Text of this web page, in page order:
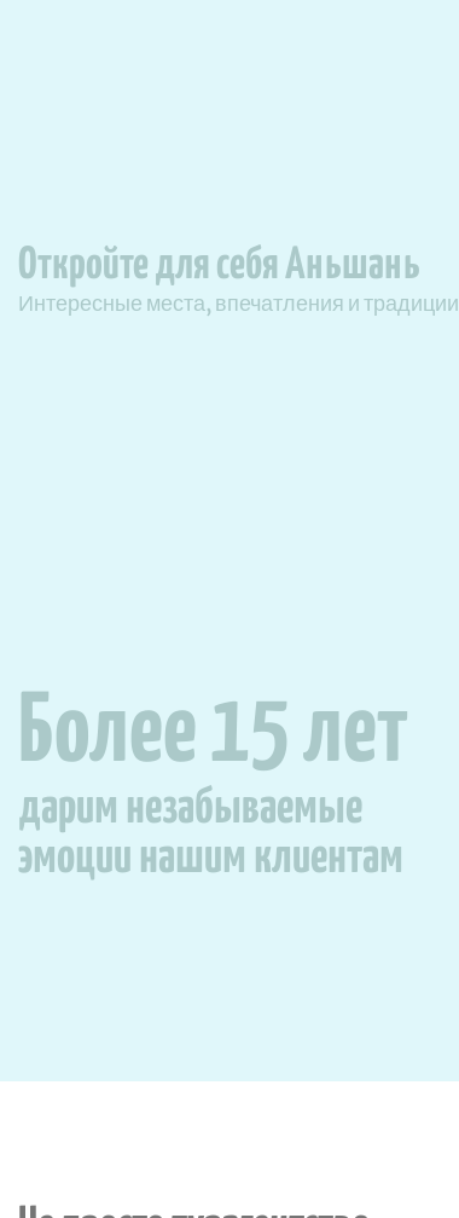
Откройте для себя Аньшань
Интересные места, впечатления и традиции
Более 15 лет
дарим незабываемые
эмоции нашим клиентам